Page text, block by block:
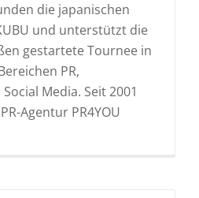
die japanischen
und unterstützt die
gestartete Tournee in
PR,
Media. Seit 2001
Agentur PR4YOU